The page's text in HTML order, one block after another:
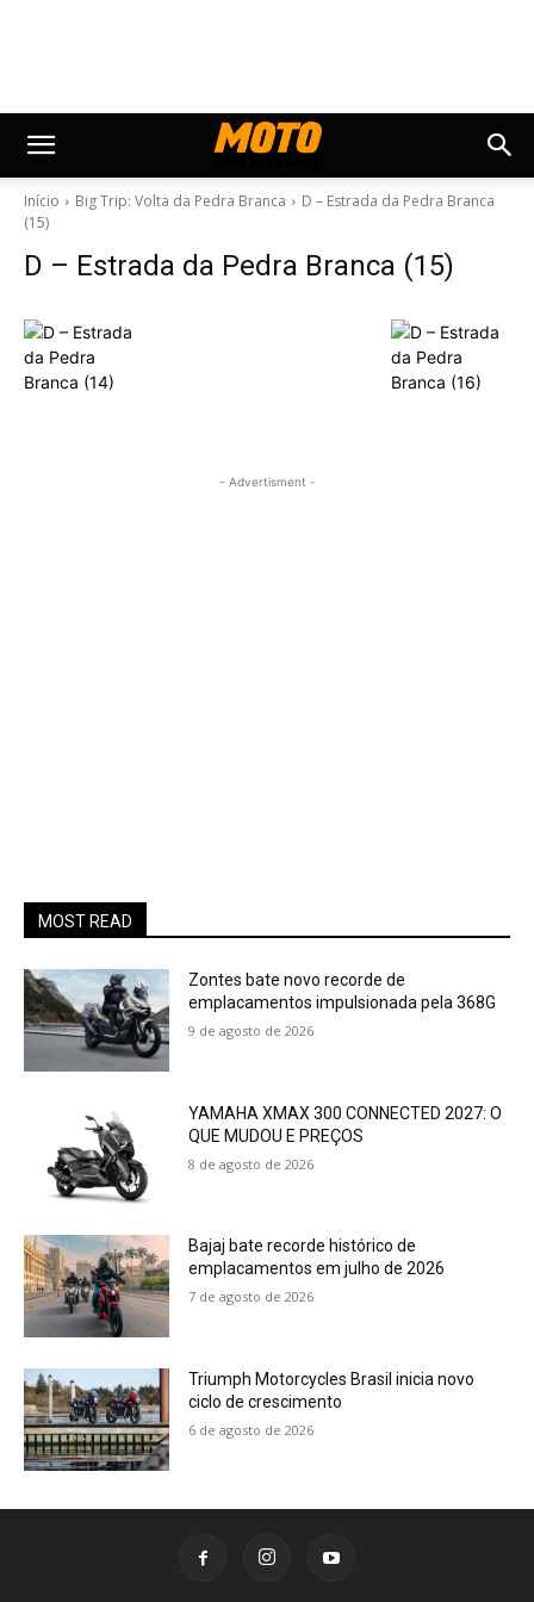
Início Big Trip: Volta da Pedra Branca
D – Estrada da Pedra Branca
(15)
D – Estrada da Pedra Branca (15)
- Advertisment -
MOST READ
Zontes bate novo recorde de
emplacamentos impulsionada pela 368G
9 de agosto de 2026
YAMAHA XMAX 300 CONNECTED 2027: O
QUE MUDOU E PREÇOS
8 de agosto de 2026
Bajaj bate recorde histórico de
emplacamentos em julho de 2026
7 de agosto de 2026
Triumph Motorcycles Brasil inicia novo
ciclo de crescimento
6 de agosto de 2026